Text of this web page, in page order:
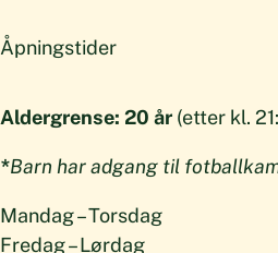
Åpningstider
Aldergrense: 20 år (etter kl.
*Barn har adgang til
Mandag – Torsdag
Fredag – Lørdag